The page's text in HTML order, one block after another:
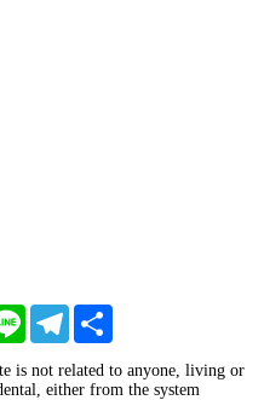
Line Telegram
is not related to anyone, living or
either from the system